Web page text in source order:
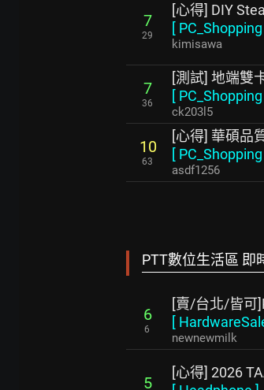
7
29
[心得] DIY
[ PC_Shopping
kimisawa
7
36
[測試] 地端雙
[ PC_Shopping
ck203l5
10
63
[心得] 華碩品
[ PC_Shopping
asdf1256
PTT數位生活區 即
6
6
[賣/台北/皆可
[
newnewmilk
5
[心得] 2026